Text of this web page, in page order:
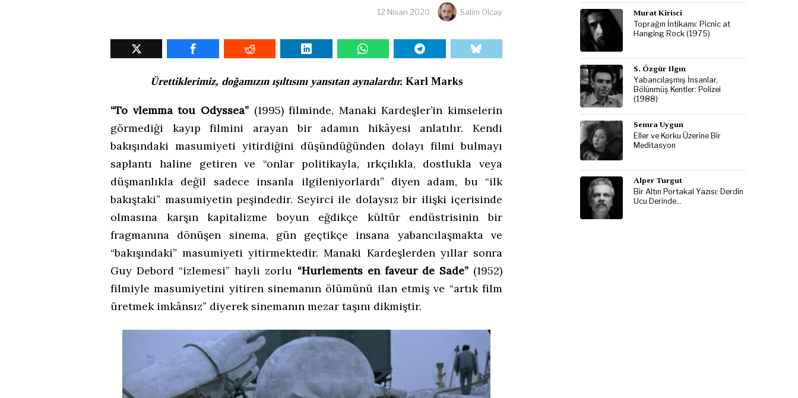
12 Nisan 2020 Salim Olcay
Ürettiklerimiz, doğamızın ışıltısını yansıtan aynalardır. Karl Marks
“To vlemma tou Odyssea”(1995) filminde, Manaki Kardeşler’in kimselerin
görmediği kayıp filmini arayan bir adamın hikâyesi anlatılır. Kendi
bakışındaki masumiyeti yitirdiğini düşündüğünden dolayı filmi bulmayı
saplantı haline getiren ve “onlar politikayla, ırkçılıkla, dostlukla veya
düşmanlıkla değil sadece insanla ilgileniyorlardı” diyen adam, bu “ilk
bakıştaki” masumiyetin peşindedir. Seyirci ile dolaysız bir ilişki içerisinde
olmasına karşın kapitalizme boyun eğdikçe kültür endüstrisinin bir
fragmanına dönüşen sinema, gün geçtikçe insana yabancılaşmakta ve
“bakışındaki” masumiyeti yitirmektedir. Manaki Kardeşlerden yıllar sonra
Guy Debord “izlemesi” hayli zorlu “Hurlements en faveur de Sade”(1952)
filmiyle masumiyetini yitiren sinemanın ölümünü ilan etmiş ve “artık film
üretmek imkânsız” diyerek sinemanın mezar taşını dikmiştir.
Murat Kirisci
Toprağın İntikamı: Picnic at
Hanging Rock (1975)
S. Özgür Ilgın
Yabancılaşmış İnsanlar,
Bölünmüş Kentler: Polizei
(1988)
Semra Uygun
Eller ve Korku Üzerine Bir
Meditasyon
Alper Turgut
Bir Altın Portakal Yazısı: Derdin
Ucu Derinde…